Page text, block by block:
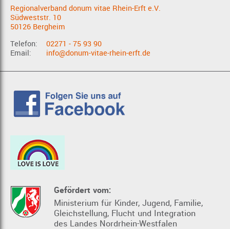
Regionalverband donum vitae Rhein-Erft e.V.
Südweststr. 10
50126 Bergheim
Telefon:
02271 - 75 93 90
Email:
info@donum-vitae-rhein-erft.de
Gefördert vom:
Ministerium für Kinder, Jugend, Familie,
Gleichstellung, Flucht und Integration
des Landes Nordrhein-Westfalen